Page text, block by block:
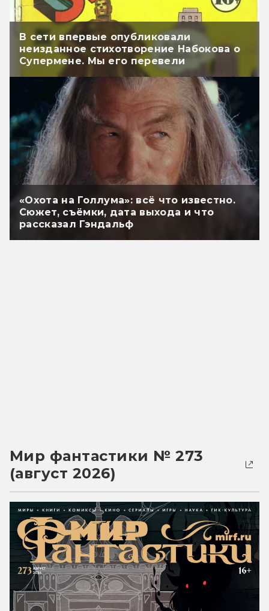
В сети впервые опубликовали
неизданное стихотворение Набокова о
Супермене. Мы его перевели
«Охота на Голлума»: всё что известно.
Сюжет, съёмки, дата выхода и что
рассказал Гэндальф
Мир фантастики № 273
(август 2026)